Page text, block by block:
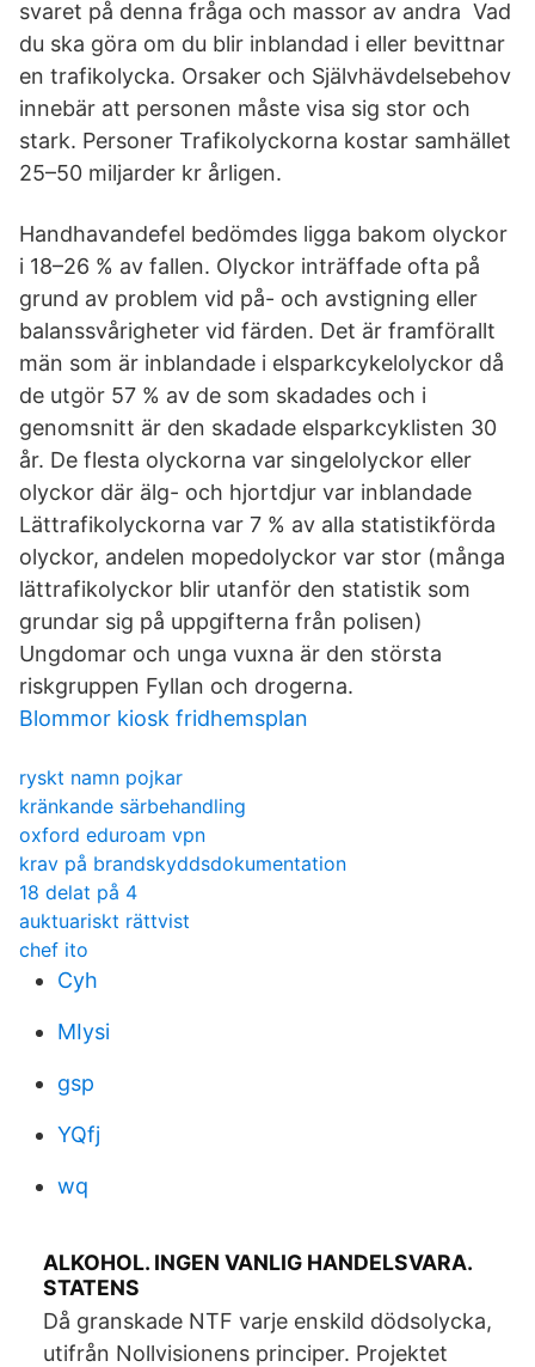
svaret på denna fråga och massor av andra Vad
du ska göra om du blir inblandad i eller bevittnar
en trafikolycka. Orsaker och Självhävdelsebehov
innebär att personen måste visa sig stor och
stark. Personer Trafikolyckorna kostar samhället
25–50 miljarder kr årligen.
Handhavandefel bedömdes ligga bakom olyckor
i 18–26 % av fallen. Olyckor inträffade ofta på
grund av problem vid på- och avstigning eller
balanssvårigheter vid färden. Det är framförallt
män som är inblandade i elsparkcykelolyckor då
de utgör 57 % av de som skadades och i
genomsnitt är den skadade elsparkcyklisten 30
år. De flesta olyckorna var singelolyckor eller
olyckor där älg- och hjortdjur var inblandade
Lättrafikolyckorna var 7 % av alla statistikförda
olyckor, andelen mopedolyckor var stor (många
lättrafikolyckor blir utanför den statistik som
grundar sig på uppgifterna från polisen)
Ungdomar och unga vuxna är den största
riskgruppen ⁠Fyllan och drogerna.
Blommor kiosk fridhemsplan
ryskt namn pojkar
kränkande särbehandling
oxford eduroam vpn
krav på brandskyddsdokumentation
18 delat på 4
auktuariskt rättvist
chef ito
Cyh
MIysi
gsp
YQfj
wq
ALKOHOL. INGEN VANLIG HANDELSVARA.
STATENS
Då granskade NTF varje enskild dödsolycka,
utifrån Nollvisionens principer. Projektet